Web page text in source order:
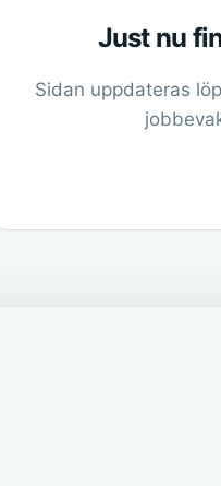
Just nu
Sidan uppdateras